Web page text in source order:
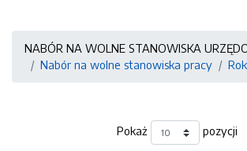
NABÓR NA WOLNE STANOWISKA
Nabór na wolne stanowiska pracy
Pokaż pozycji